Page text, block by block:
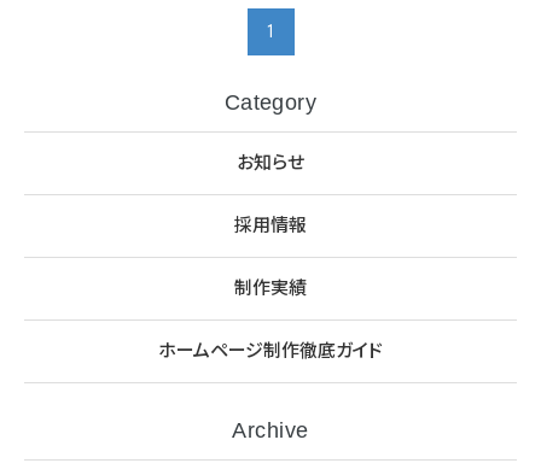
1
Category
お知らせ
採用情報
制作実績
ホームページ制作徹底ガイド
Archive